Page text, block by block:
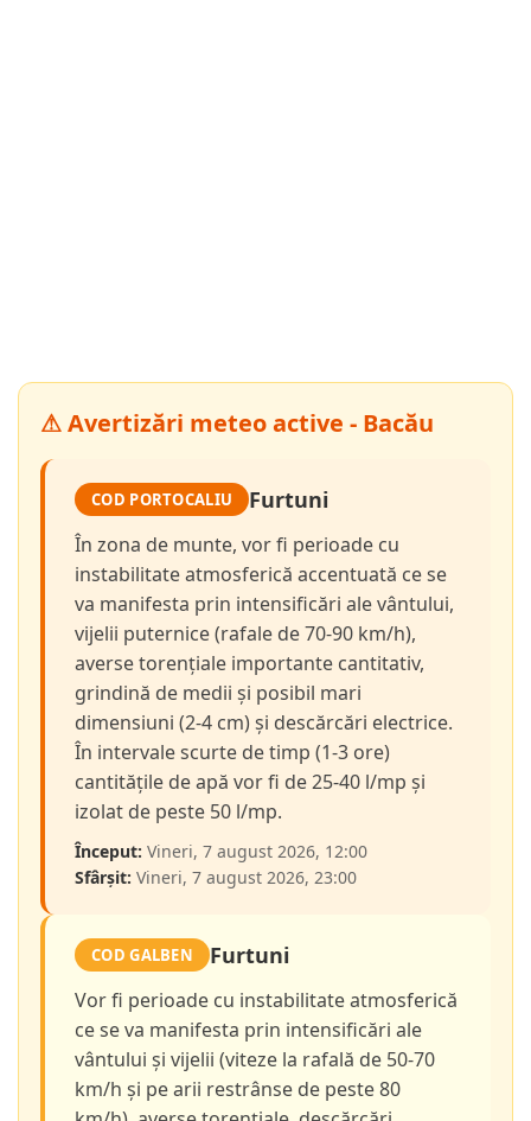
⚠ Avertizări meteo active - Bacău
COD PORTOCALIU Furtuni
În zona de munte, vor fi perioade cu
instabilitate atmosferică accentuată ce se
va manifesta prin intensificări ale vântului,
vijelii puternice (rafale de 70-90 km/h),
averse torențiale importante cantitativ,
grindină de medii și posibil mari
dimensiuni (2-4 cm) și descărcări electrice.
În intervale scurte de timp (1-3 ore)
cantitățile de apă vor fi de 25-40 l/mp și
izolat de peste 50 l/mp.
Început: Vineri, 7 august 2026, 12:00
Sfârșit: Vineri, 7 august 2026, 23:00
COD GALBEN Furtuni
Vor fi perioade cu instabilitate atmosferică
ce se va manifesta prin intensificări ale
vântului și vijelii (viteze la rafală de 50-70
km/h și pe arii restrânse de peste 80